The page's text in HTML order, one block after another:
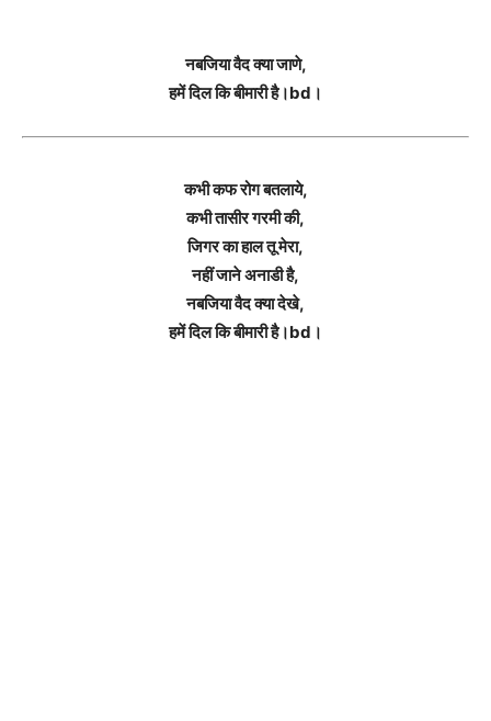
नबजिया वैद क्या जाणे,
हमें दिल कि बीमारी है।bd।
कभी कफ रोग बतलाये,
कभी तासीर गरमी की,
जिगर का हाल तू मेरा,
नहीं जाने अनाडी है,
नबजिया वैद क्या देखे,
हमें दिल कि बीमारी है।bd।